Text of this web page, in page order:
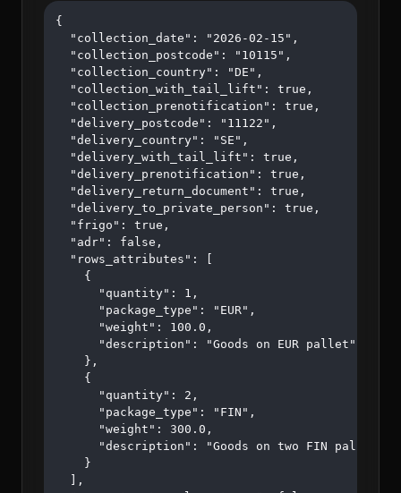
{
  "collection_date": "2026-02-15",
  "collection_postcode": "10115",
  "collection_country": "DE",
  "collection_with_tail_lift": true,
  "collection_prenotification": true,
  "delivery_postcode": "11122",
  "delivery_country": "SE",
  "delivery_with_tail_lift": true,
  "delivery_prenotification": true,
  "delivery_return_document": true,
  "delivery_to_private_person": true,
  "frigo": true,
  "adr": false,
  "rows_attributes": [
    {
      "quantity": 1,
      "package_type": "EUR",
      "weight": 100.0,
      "description": "Goods on EUR pallet"
    },
    {
      "quantity": 2,
      "package_type": "FIN",
      "weight": 300.0,
      "description": "Goods on two FIN pallets"
    }
  ],